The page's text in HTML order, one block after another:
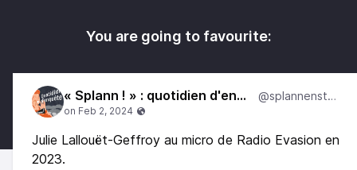
You are going to favourite:
« Splann ! » : quotidien d'enquête @splannenstudio
Julie Lallouët-Geffroy au micro de Radio Evasion en
2023.